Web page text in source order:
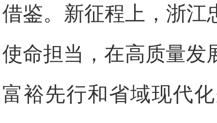
借鉴。新征程上，浙江
使命担当，在高质量发
富裕先行和省域现代